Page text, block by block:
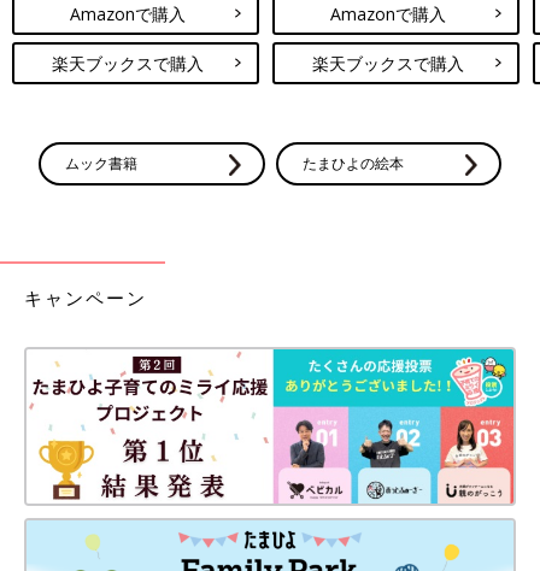
Amazonで購入
楽天ブックスで購入
Amazonで購入
楽天ブックスで購入
ムック書籍 たまひよの絵本
キャンペーン